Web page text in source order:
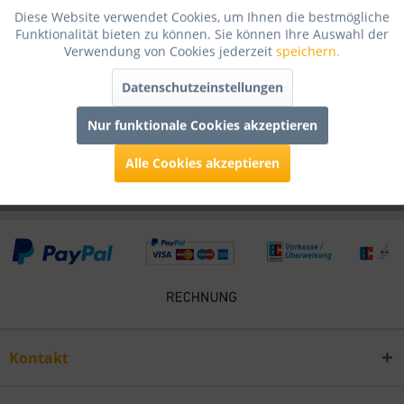
Infos zum Hersteller
Folgende Infos zum Hersteller sind verfübar......
Kunden kauften auch
Kunden haben sich ebenfalls angesehen
Kontakt
Diese Website verwendet Cookies, um Ihnen die bestmögliche
Funktionalität bieten zu können. Sie können Ihre Auswahl der
Verwendung von Cookies jederzeit speichern.
Datenschutzeinstellungen
Nur funktionale Cookies akzeptieren
Alle Cookies akzeptieren